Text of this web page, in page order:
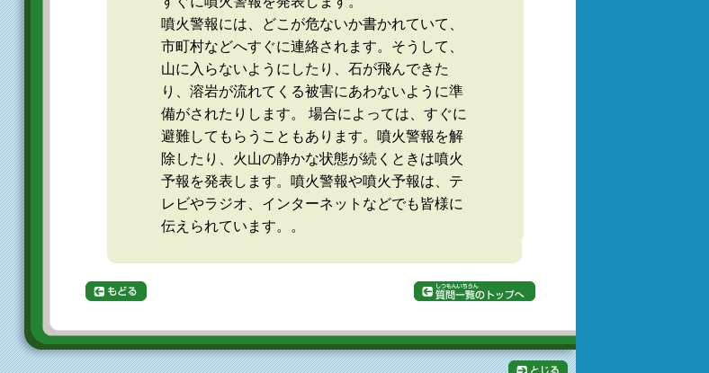
噴火警報には、どこが危ないか書かれていて、
市町村などへすぐに連絡されます。そうして、
山に入らないようにしたり、石が飛んできた
り、溶岩が流れてくる被害にあわないように準
備がされたりします。 場合によっては、すぐに
避難してもらうこともあります。噴火警報を解
除したり、火山の静かな状態が続くときは噴火
予報を発表します。噴火警報や噴火予報は、テ
レビやラジオ、インターネットなどでも皆様に
伝えられています。。